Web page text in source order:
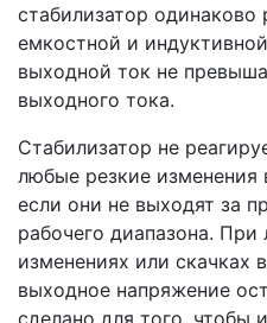
стабилизатор одинаково
емкостной и
выходной ток не
выходного тока.
Стабилизатор не
любые резкие изменения
если они не выходят за
рабочего диапазона.
изменениях или скачках
выходное напряжение
сделано для того, чтобы